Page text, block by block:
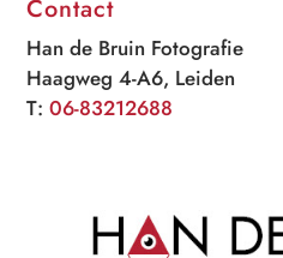
Contact
Han de Bruin Fotografie
Haagweg 4-A6, Leiden
T:06-83212688